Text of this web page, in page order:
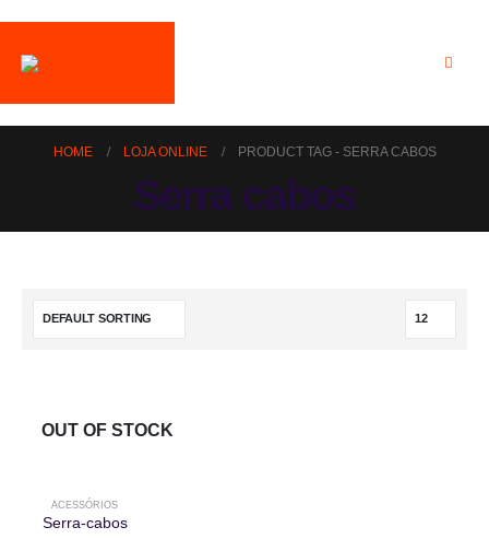
HOME LOJA ONLINE PRODUCT TAG - SERRA CABOS
Serra cabos
OUT OF STOCK
ACESSÓRIOS
Serra-cabos